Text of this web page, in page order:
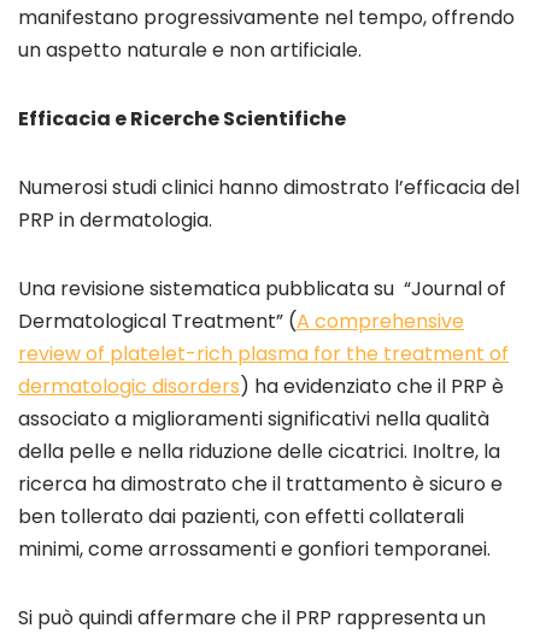
manifestano progressivamente nel tempo, offrendo
un aspetto naturale e non artificiale.
Efficacia e Ricerche Scientifiche
Numerosi studi clinici hanno dimostrato l’efficacia del
PRP in dermatologia.
Una revisione sistematica pubblicata su “Journal of
Dermatological Treatment” (A comprehensive
review of platelet-rich plasma for the treatment of
dermatologic disorders) ha evidenziato che il PRP è
associato a miglioramenti significativi nella qualità
della pelle e nella riduzione delle cicatrici. Inoltre, la
ricerca ha dimostrato che il trattamento è sicuro e
ben tollerato dai pazienti, con effetti collaterali
minimi, come arrossamenti e gonfiori temporanei.
Si può quindi affermare che il PRP rappresenta un